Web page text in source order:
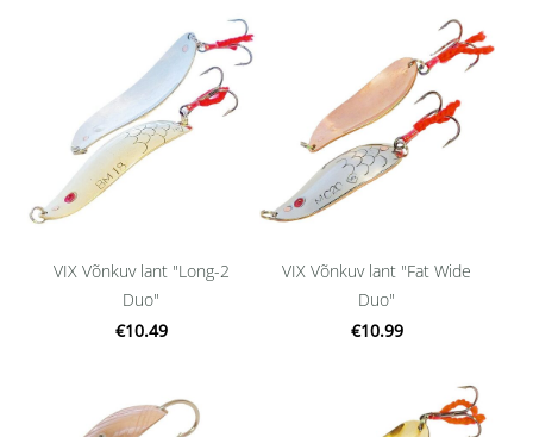
VIX Võnkuv lant "Long-2
Duo"
€10.49
VIX Võnkuv lant "Fat Wide
Duo"
€10.99